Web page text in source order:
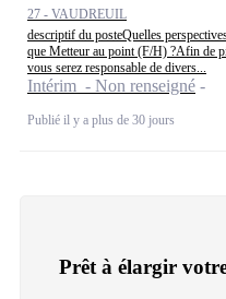
27 - VAUDREUIL
descriptif du posteQuelles
que Metteur au point (F/H) ?Afin de
vous serez responsable de divers...
Intérim - Non renseigné
Publié il y a plus de 30 jours
Prêt à élargir